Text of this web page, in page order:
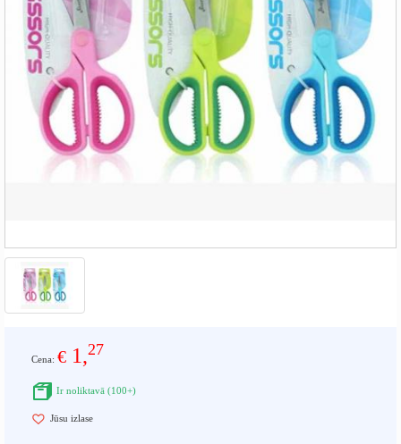
Cena: € 1,27
Ir noliktavā (100+)
Jūsu izlase